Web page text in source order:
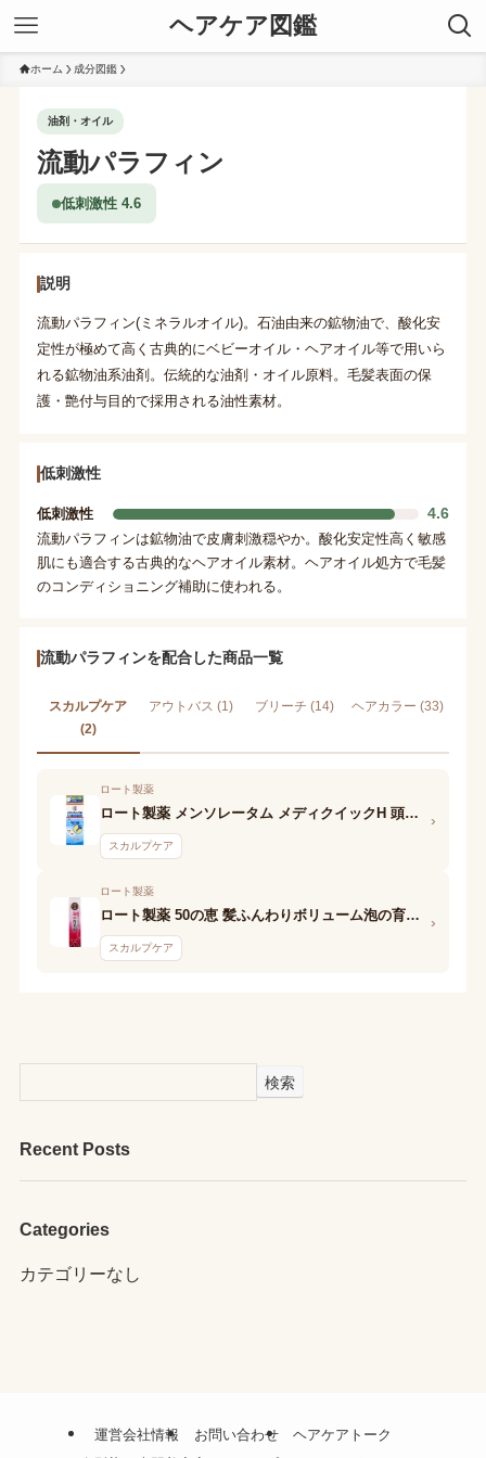
ヘアケア図鑑
ホーム 成分図鑑
油剤・オイル
流動パラフィン
低刺激性 4.6
説明
流動パラフィン(ミネラルオイル)。石油由来の鉱物油で、酸化安
定性が極めて高く古典的にベビーオイル・ヘアオイル等で用いら
れる鉱物油系油剤。伝統的な油剤・オイル原料。毛髪表面の保
護・艶付与目的で採用される油性素材。
低刺激性
低刺激性 4.6
流動パラフィンは鉱物油で皮膚刺激穏やか。酸化安定性高く敏感
肌にも適合する古典的なヘアオイル素材。ヘアオイル処方で毛髪
のコンディショニング補助に使われる。
流動パラフィンを配合した商品一覧
スカルプケア
(2)
アウトバス (1) ブリーチ (14) ヘアカラー (33)
ロート製薬
ロート製薬 メンソレータム メディクイックH 頭皮しっとりローション
スカルプケア
›
ロート製薬
ロート製薬 50の恵 髪ふんわりボリューム泡の育毛剤
スカルプケア
›
検索
Recent Posts
Categories
カテゴリーなし
運営会社情報 お問い合わせ
ヘアケアトーク